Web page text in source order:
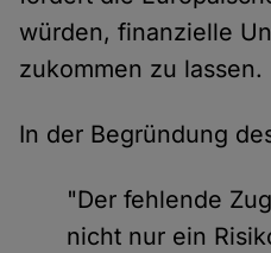
würden, finanzielle
zukommen zu lassen.
In der Begründung
"Der fehlende
nicht nur ein